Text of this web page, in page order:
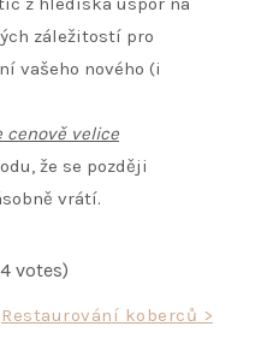
záležitostí pro
vašeho nového (i
cenově velice
že se později
vrátí.
votes)
Restaurování koberců >